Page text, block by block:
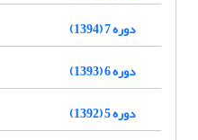
دوره 7 (1394)
دوره 6 (1393)
دوره 5 (1392)